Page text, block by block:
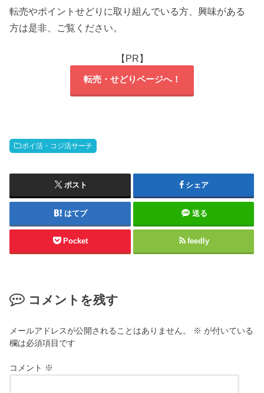
転売やポイントせどりに取り組んでいる方、興味がある
方は是非、ご覧ください。
【PR】
転売・せどりページへ！
ポイ活・コジ活サーチ
ポスト シェア
はてブ 送る
Pocket feedly
コメントを残す
メールアドレスが公開されることはありません。 ※ が付いている
欄は必須項目です
コメント ※